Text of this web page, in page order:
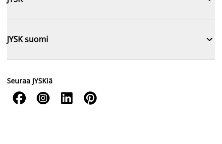
JYSK suomi 
Seuraa JYSKiä
   